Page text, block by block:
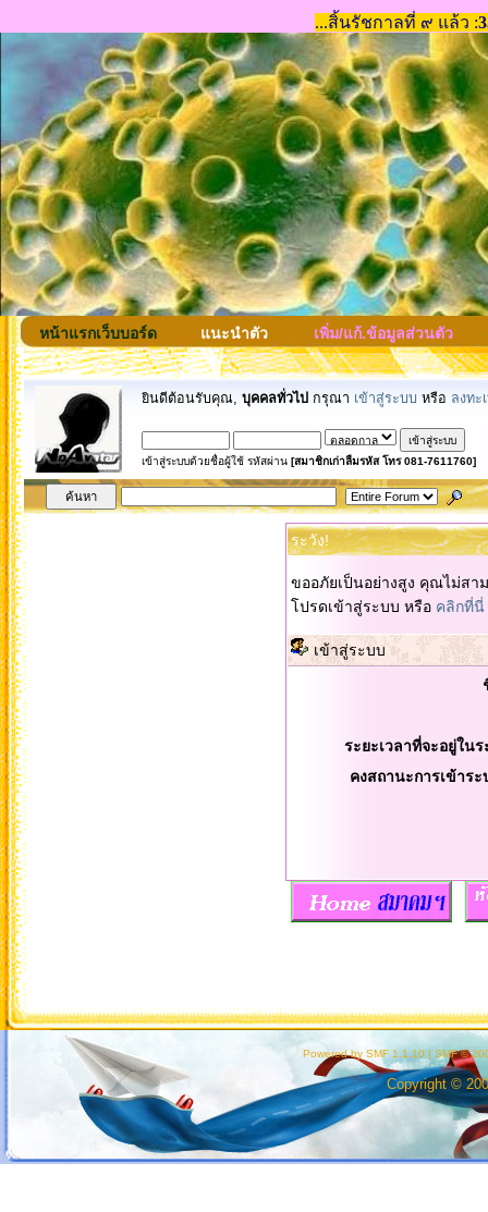
หน้าแรกเว็บบอร์ด แนะนำตัว เพิ่ม/แก้.ข้อมูลส่วนตัว
ยินดีต้อนรับคุณ, บุคคลทั่วไป กรุณา เข้าสู่ระบบ หรือ ลงทะ
เข้าสู่ระบบด้วยชื่อผู้ใช้ รหัสผ่าน [สมาชิกเก่าลืมรหัส โทร 081-7611760]
ระวัง!
ขออภัยเป็นอย่างสูง คุณไม่ส
โปรดเข้าสู่ระบบ หรือ คลิกที่นี่
เข้าสู่ระบบ
ระยะเวลาที่จะอยู่ใน
คงสถานะการเข้าร
Powered by SMF 1.1.10 | SMF ©
Copyright ©